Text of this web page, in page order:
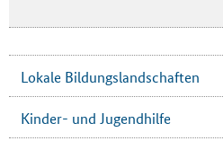
Lokale Bildungslandschaften
Kinder- und Jugendhilfe